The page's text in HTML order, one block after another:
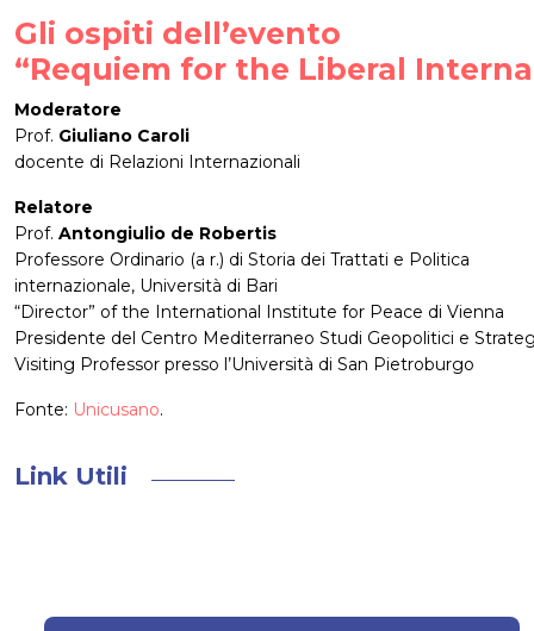
Gli ospiti dell’evento
“Requiem for the Liberal
Moderatore
Prof. Giuliano Caroli
docente di Relazioni Internazionali
Relatore
Prof. Antongiulio de Robertis
Professore Ordinario (a r.) di Storia dei Trattati e Politica
internazionale, Università di Bari
“Director” of the International Institute for Peace di Vienna
Presidente del Centro Mediterraneo Studi Geopolitici e
Visiting Professor presso l’Università di San Pietroburgo
Fonte: Unicusano.
Link Utili